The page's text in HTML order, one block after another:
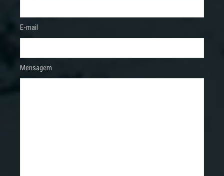
E-mail
Mensagem